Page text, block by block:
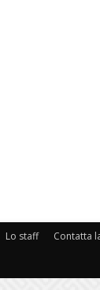
Lo staff Contatta